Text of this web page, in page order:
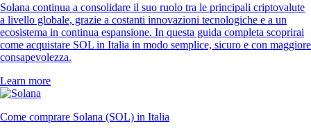
Solana continua a consolidare il suo ruolo tra le principali criptovalute
a livello globale, grazie a costanti innovazioni tecnologiche e a un
ecosistema in continua espansione. In questa guida completa scoprirai
come acquistare SOL in Italia in modo semplice, sicuro e con maggiore
consapevolezza.
Learn more
Come comprare Solana (SOL) in Italia